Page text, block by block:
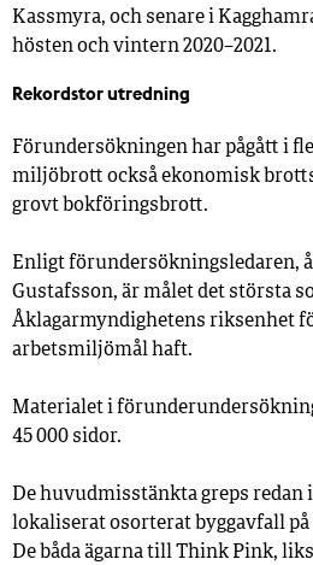
Kassmyra, och senare i
hösten och vintern 2020–2021.
Rekordstor utredning
Förundersökningen har pågått i
miljöbrott också ekonomisk
grovt bokföringsbrott.
Enligt förundersökningsledaren,
Gustafsson, är målet det största
Åklagarmyndighetens riksenhet
arbetsmiljömål haft.
Materialet i
45 000 sidor.
Dehuvudmisstänkta greps redan
lokaliserat osorterat byggavfall på
De båda ägarna till Think Pink,